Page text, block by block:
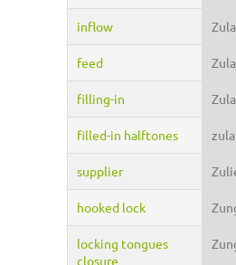
inflow
feed
filling-in
filled-in halftones
supplier
hooked lock
locking tongues
closure